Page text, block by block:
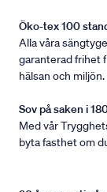
Öko-tex 100
Alla våra
garanterad frihet
hälsan och miljön.
Sov på saken i
Med vår
byta fasthet om